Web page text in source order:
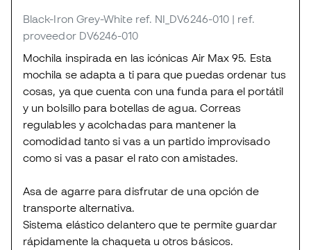
Black-Iron Grey-White ref. NI_DV6246-010 | ref.
proveedor DV6246-010
Mochila inspirada en las icónicas Air Max 95. Esta
mochila se adapta a ti para que puedas ordenar tus
cosas, ya que cuenta con una funda para el portátil
y un bolsillo para botellas de agua. Correas
regulables y acolchadas para mantener la
comodidad tanto si vas a un partido improvisado
como si vas a pasar el rato con amistades.
Asa de agarre para disfrutar de una opción de
transporte alternativa.
Sistema elástico delantero que te permite guardar
rápidamente la chaqueta u otros básicos.